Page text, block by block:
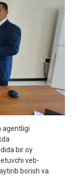
agentligi
bir oy
veb-
borish va